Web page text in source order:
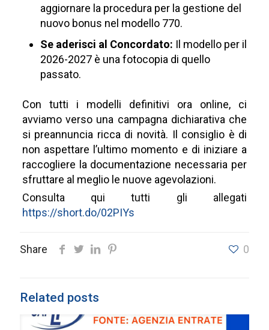
aggiornare la procedura per la gestione del
nuovo bonus nel modello 770.
Se aderisci al Concordato: Il modello per il
2026-2027 è una fotocopia di quello
passato.
Con tutti i modelli definitivi ora online, ci
avviamo verso una campagna dichiarativa che
si preannuncia ricca di novità. Il consiglio è di
non aspettare l’ultimo momento e di iniziare a
raccogliere la documentazione necessaria per
sfruttare al meglio le nuove agevolazioni.
Consulta qui tutti gli allegati
https://short.do/02PIYs
Share 0
Related posts